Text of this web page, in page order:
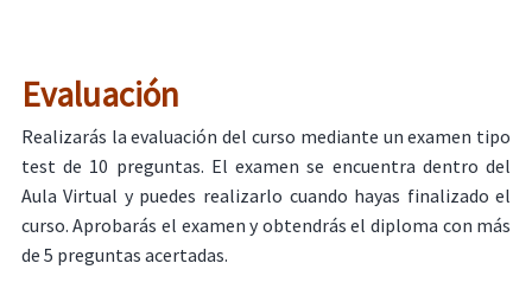
Evaluación
Realizarás la evaluación del curso mediante un examen tipo
test de 10 preguntas. El examen se encuentra dentro del
Aula Virtual y puedes realizarlo cuando hayas finalizado el
curso. Aprobarás el examen y obtendrás el diploma con más
de 5 preguntas acertadas.